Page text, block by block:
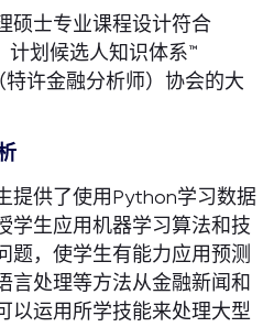
硕士专业课程设计符合
计划候选人知识体系™
特许金融分析师）协会的大
提供了使用Python学习数据
学生应用机器学习算法和技
题，使学生有能力应用预测
言处理等方法从金融新闻和
以运用所学技能来处理大型